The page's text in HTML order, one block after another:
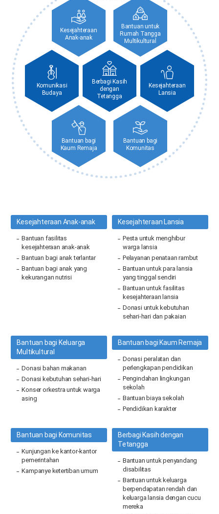
Kesejahteraan
Anak-anak
Bantuan untuk
Rumah Tangga
Multikultural
Komunikasi
Budaya
Berbagi Kasih
dengan
Tetangga
Kesejahteraan
Lansia
Bantuan bagi
Kaum Remaja
Bantuan bagi
Komunitas
Kesejahteraan Anak-anak
Bantuan fasilitas
kesejahteraan anak-anak
Bantuan bagi anak terlantar
Bantuan bagi anak yang
kekurangan nutrisi
Kesejahteraan Lansia
Pesta untuk menghibur
warga lansia
Pelayanan penataan rambut
Bantuan untuk para lansia
yang tinggal sendiri
Bantuan untuk fasilitas
kesejahteraan lansia
Donasi untuk kebutuhan
sehari-hari dan pakaian
Bantuan bagi Keluarga
Multikultural
Donasi bahan makanan
Donasi kebutuhan sehari-hari
Konser orkestra untuk warga
asing
Bantuan bagi Kaum Remaja
Donasi peralatan dan
perlengkapan pendidikan
Pengindahan lingkungan
sekolah
Bantuan biaya sekolah
Pendidikan karakter
Bantuan bagi Komunitas
Kunjungan ke kantor-kantor
pemerintahan
Kampanye ketertiban umum
Berbagi Kasih dengan
Tetangga
Bantuan untuk penyandang
disabilitas
Bantuan untuk keluarga
berpendapatan rendah dan
keluarga lansia dengan cucu
mereka